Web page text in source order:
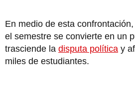
En medio de esta
el semestre se convierte en un
trasciende la disputa política y
miles de estudiantes.